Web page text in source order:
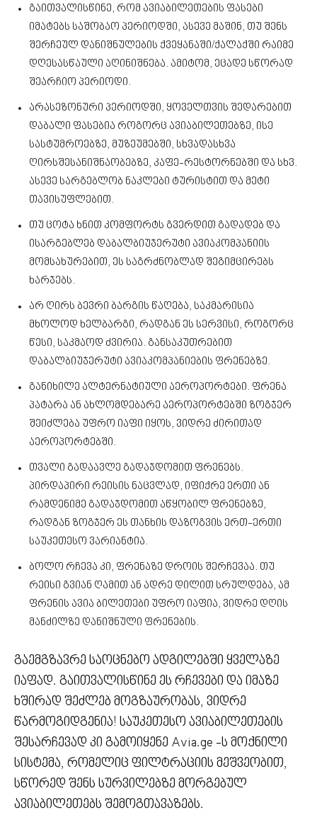
გაითვალისწინე, რომ ავიაბილეთების ფასები
იმატებს საშობაო პერიოდში, ასევე მაშინ, თუ შენს
შერჩეულ დანიშნულების ქვეყანაში/ქალაქში რაიმე
დღესასწაული აღინიშნება. ამიტომ, ეცადე სწორად
შეარჩიო პერიოდი.
არასეზონური პერიოდში, ყოველთვის შედარებით
დაბალი ფასებია როგორც ავიაბილეთებზე, ისე
სასტუმროებზე, მუზეუმებში, სხვადასხვა
ღირსშესანიშნაობებზე, კაფე-რესტორნებში და სხვ.
ასევე სარგებლობ ნაკლები ტურისტით და მეტი
თავისუფლებით.
თუ ცოტა ხნით კომფორტს გვერდით გადადებ და
ისარგებლებ დაბალბიუჯერუტი ავიაკომპანიის
მომსახურებით, ეს საგრძნობლად შეგიმცირებს
ხარჯებს.
არ ღირს ბევრი ბარგის წაღება, საკმარისია
მხოლოდ ხელბარგი, რადგან ეს სერვისი, როგორც
წესი, საკმაოდ ძვირია. განსაკუთრებით
დაბალბიუჯერუტი ავიაკომპანიების ფრენებზე.
განიხილე ალტერნატიული აეროპორტები. ფრენა
პატარა ან ახლომდებარე აეროპორტებში ზოგჯერ
შეიძლება უფრო იაფი იყოს, ვიდრე ძირითად
აეროპორტებში.
თვალი გადაავლე გადაჯდომით ფრენებს.
პირდაპირი რეისის ნაცვლად, იფიქრე ერთი ან
რამდენიმე გადაჯდომით აწყობილ ფრენებზე,
რადგან ზოგჯერ ეს თანხის დაზოგვის ერთ-ერთი
საუკეთესო ვარიანტია.
ბოლო რჩევა კი, ფრენაზე დროის შერჩევაა. თუ
რეისი გვიან ღამით ან ადრე დილით სრულდება, ამ
ფრენის ავია ბილეთები უფრო იაფია, ვიდრე დღის
მანძილზე დანიშნული ფრენების.
გაემგზავრე საოცნებო ადგილებში ყველაზე
იაფად. გაითვალისწინე ეს რჩევები და იმაზე
ხშირად შეძლებ მოგზაურობას, ვიდრე
წარმოგიდგენია! საუკეთესო ავიაბილეთების
შესარჩევად კი გამოიყენე Avia.ge -ს მოქნილი
სისტემა, რომელიც ფილტრაციის მეშვეობით,
სწორედ შენს სურვილებზე მორგებულ
ავიაბილეთებს შემოგთავაზებს.